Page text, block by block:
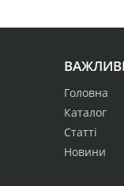
Головна
Каталог
Статті
Новини